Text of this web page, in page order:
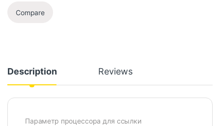
Compare
Description Reviews
Параметр процессора для ссылки